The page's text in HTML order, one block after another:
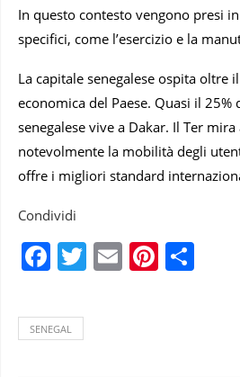
In questo contesto vengono presi
specifici, come l’esercizio e la
La capitale senegalese ospita oltre
economica del Paese. Quasi il 25%
senegalese vive a Dakar. Il Ter
notevolmente la mobilità degli
offre i migliori standard
Condividi
Facebook
Twitter
Email
SENEGAL